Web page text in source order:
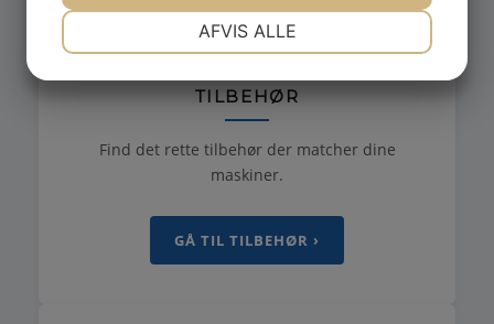
TILBEHØR
Find det rette tilbehør der matcher dine
maskiner.
GÅ TIL TILBEHØR ›
NØDVENDIGE PRÆFERENCER
MARKETING
AFVIS ALLE